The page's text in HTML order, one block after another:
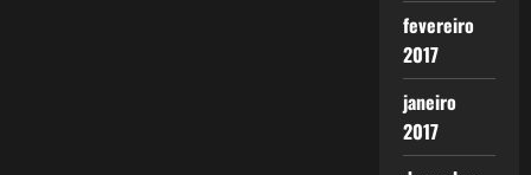
fevereiro
2017
janeiro
2017